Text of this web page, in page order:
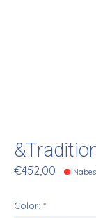
€452,00
Color: *